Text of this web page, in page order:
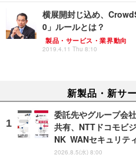
横展開封じ込め、
0」ルールとは？
製品・サービス・業界動向
2019.4.11 Thu 8:10
新製品・新サ
委託先やグループ会
共有、NTTドコモビ
NK WANセキュリテ
2026.8.5(水) 8:00